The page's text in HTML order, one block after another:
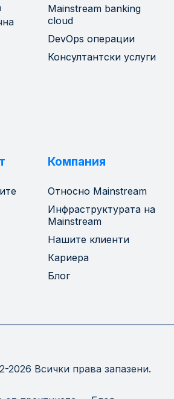
Mainstream banking
cloud
DevOps операции
Консултантски услуги
Компания
Относно Mainstream
Инфраструктурата на
Mainstream
Нашите клиенти
Кариера
Блог
2026 Всички права запазени.